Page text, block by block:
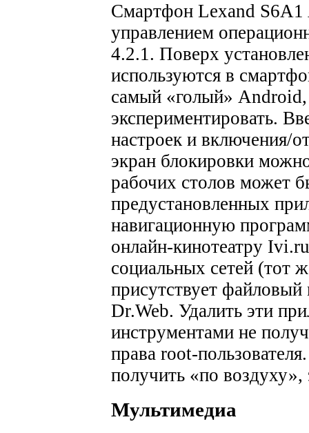
Смартфон Lexand S6A1
управлением
4.2.1. Поверх
используются в
самый «голый»
экспериментировать.
настроек и включения/
экран блокировки
рабочих столов может
предустановленных
навигационную
онлайн-кинотеатру
социальных сетей (тот
присутствует
Dr.Web. Удалить эти
инструментами не
права root-
получить «по воздуху»,
Мультимедиа